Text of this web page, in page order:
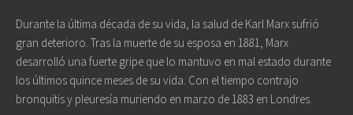
Durante la última década de su vida, la salud de Karl Marx sufrió
gran deterioro. Tras la muerte de su esposa en 1881, Marx
desarrolló una fuerte gripe que lo mantuvo en mal estado durante
los últimos quince meses de su vida. Con el tiempo contrajo
bronquitis y pleuresía muriendo en marzo de 1883 en Londres.